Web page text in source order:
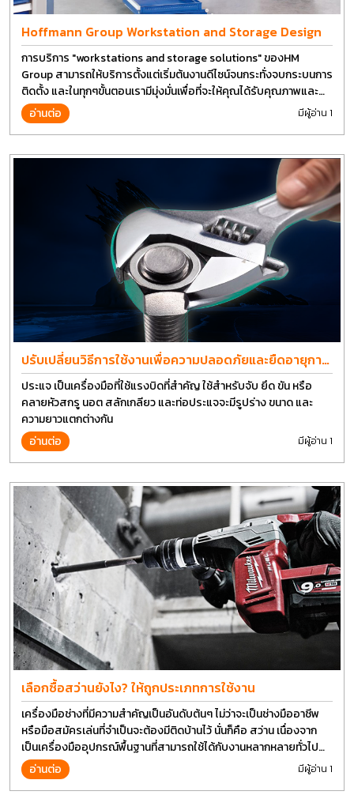
Hoffmann Group Workstation and Storage Design
การบริการ "workstations and storage solutions" ของHM
Group สามารถให้บริการตั้งแต่เริ่มต้นงานดีไซน์จนกระทั่งจบกระบนการ
ติดตั้ง และในทุกๆขั้นตอนเรามีมุ่งมั่นเพื่อที่จะให้คุณได้รับคุณภาพและ
การที่งานที่ดีที่สุด บนต้นทุนที่ดีที่สุดเช่นกัน
อ่านต่อ มีผู้อ่าน 1
ปรับเปลี่ยนวิธีการใช้งานเพื่อความปลอดภัยและยืดอายุการ
ใช้งานประแจได้อีกนาน
ประแจ เป็นเครื่องมือที่ใช้แรงบิดที่สำคัญ ใช้สำหรับจับ ยึด ขัน หรือ
คลายหัวสกรู นอต สลักเกลียว และท่อประแจจะมีรูปร่าง ขนาด และ
ความยาวแตกต่างกัน
อ่านต่อ
มีผู้อ่าน 1
เลือกซื้อสว่านยังไง? ให้ถูกประเภทการใช้งาน
เครื่องมือช่างที่มีความสำคัญเป็นอันดับต้นๆ ไม่ว่าจะเป็นช่างมืออาชีพ
หรือมือสมัครเล่นที่จำเป็นจะต้องมีติดบ้านไว้ นั่นก็คือ สว่าน เนื่องจาก
เป็นเครื่องมืออุปกรณ์พื้นฐานที่สามารถใช้ได้กับงานหลากหลายทั่วไป
เรียกว่า เป็นเครื่องมือที่ใช้ง่าย ใครๆก็สามารถใช้ได้
อ่านต่อ มีผู้อ่าน 1